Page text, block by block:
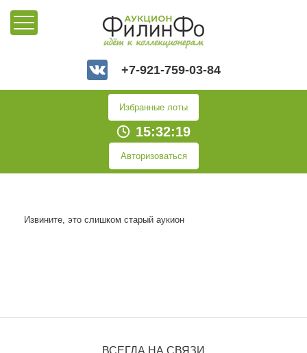
+7-921-759-03-84
Избранные лоты
15:32:19
Авторизоваться
Извините, это слишком старый аукион
ВСЕГДА НА СВЯЗИ